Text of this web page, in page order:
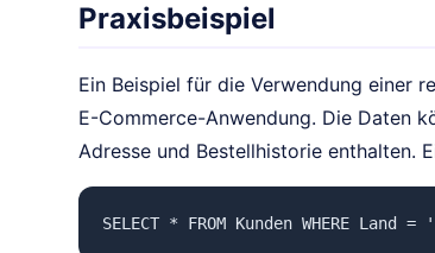
Praxisbeispiel
Ein Beispiel für die Verwendung einer
E-Commerce-Anwendung. Die Daten
Adresse und Bestellhistorie enthalten.
SELECT * FROM Kunden WHERE Land